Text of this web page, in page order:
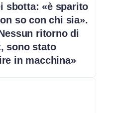
sbotta: «è sparito
so con chi sia».
ritorno di
sono stato
in macchina»